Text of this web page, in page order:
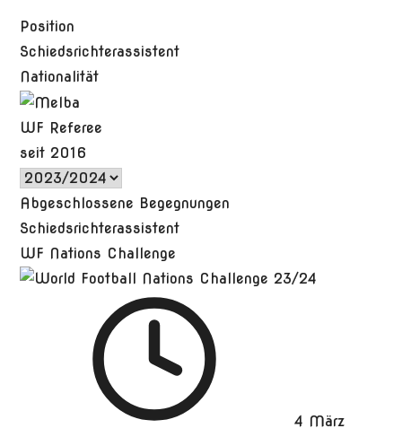
Position
Schiedsrichterassistent
Nationalität
WF Referee
seit 2016
Abgeschlossene Begegnungen
Schiedsrichterassistent
WF Nations Challenge
4 März